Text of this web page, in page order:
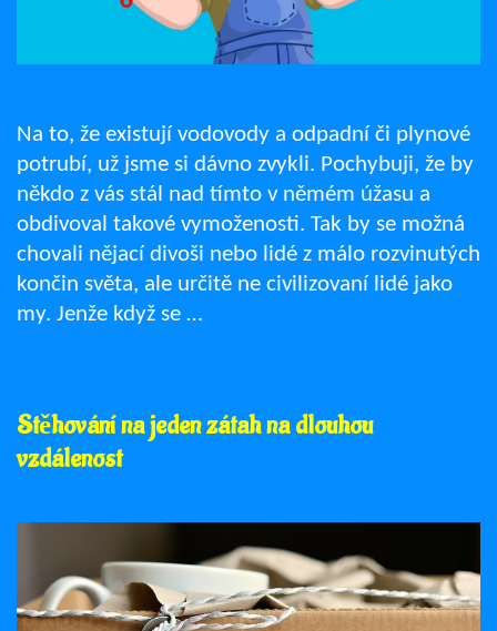
Na to, že existují vodovody a odpadní či plynové
potrubí, už jsme si dávno zvykli. Pochybuji, že by
někdo z vás stál nad tímto v němém úžasu a
obdivoval takové vymoženosti. Tak by se možná
chovali nějací divoši nebo lidé z málo rozvinutých
končin světa, ale určitě ne civilizovaní lidé jako
my. Jenže když se …
Stěhování na jeden zátah na dlouhou
vzdálenost